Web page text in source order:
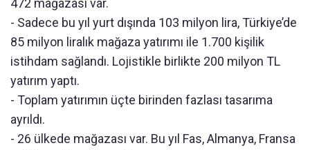
472 mağazası var.
- Sadece bu yıl yurt dışında 103 milyon lira, Türkiye’de
85 milyon liralık mağaza yatırımı ile 1.700 kişilik
istihdam sağlandı. Lojistikle birlikte 200 milyon TL
yatırım yaptı.
- Toplam yatırımın üçte birinden fazlası tasarıma
ayrıldı.
- 26 ülkede mağazası var. Bu yıl Fas, Almanya, Fransa